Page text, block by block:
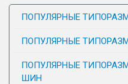
ПОПУЛЯРНЫЕ
ПОПУЛЯРНЫЕ
ПОПУЛЯРНЫЕ
ШИН